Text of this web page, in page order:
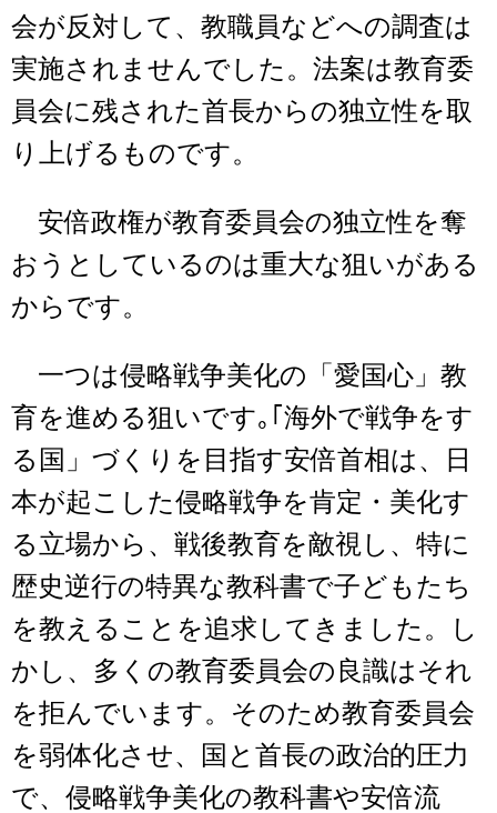
会が反対して、教職員などへの調査は
実施されませんでした。法案は教育委
員会に残された首長からの独立性を取
り上げるものです。
安倍政権が教育委員会の独立性を奪
おうとしているのは重大な狙いがある
からです。
一つは侵略戦争美化の「愛国心」教
育を進める狙いです｡｢海外で戦争をす
る国」づくりを目指す安倍首相は、日
本が起こした侵略戦争を肯定・美化す
る立場から、戦後教育を敵視し、特に
歴史逆行の特異な教科書で子どもたち
を教えることを追求してきました。し
かし、多くの教育委員会の良識はそれ
を拒んでいます。そのため教育委員会
を弱体化させ、国と首長の政治的圧力
で、侵略戦争美化の教科書や安倍流